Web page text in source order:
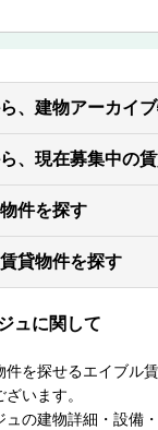
、建物アーカイ
、現在募集中の
件を探す
貸物件を探す
ュに関して
を探せるエイブル
います。
ュの建物詳細・設備